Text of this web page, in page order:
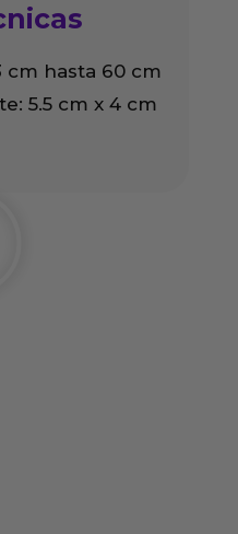
cm hasta 60 cm
5.5 cm x 4 cm